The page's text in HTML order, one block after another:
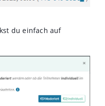
du einfach auf